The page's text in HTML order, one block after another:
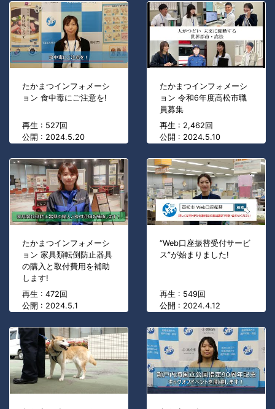
たかまつインフォメーシ
ョン 食中毒にご注意を!
再生 : 527回
公開 : 2024.5.20
たかまつインフォメーシ
ョン 令和6年度高松市職
員募集
再生 : 2,462回
公開 : 2024.5.10
たかまつインフォメーシ
ョン 家具類転倒防止器具
の購入と取付費用を補助
します!
再生 : 472回
公開 : 2024.5.1
“Web口座振替受付サービ
ス”が始まりました!
再生 : 549回
公開 : 2024.4.12